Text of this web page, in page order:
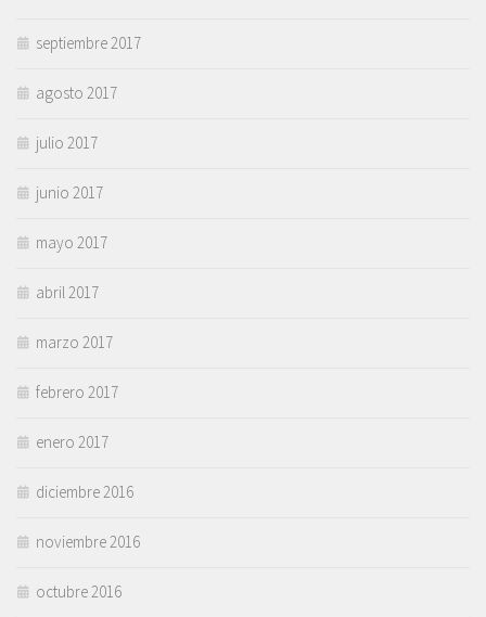
septiembre 2017
agosto 2017
julio 2017
junio 2017
mayo 2017
abril 2017
marzo 2017
febrero 2017
enero 2017
diciembre 2016
noviembre 2016
octubre 2016